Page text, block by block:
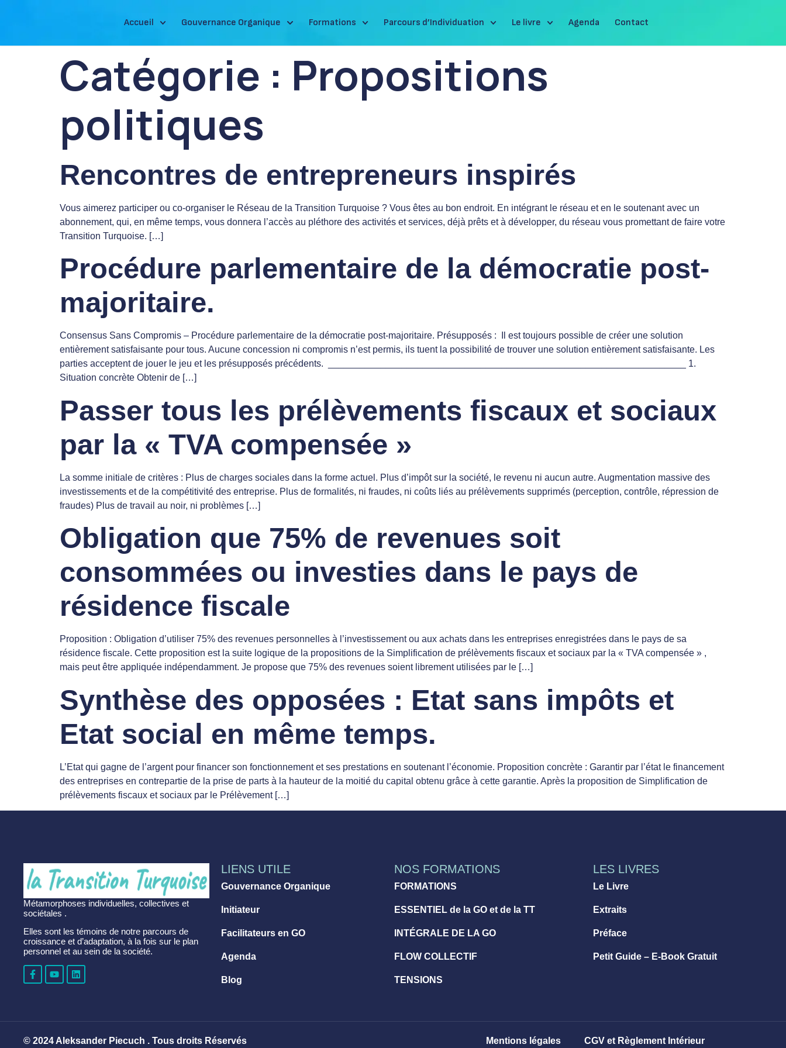
Accueil Gouvernance Organique Formations Parcours d’Individuation Le livre Agenda Contact
Catégorie : Propositions
politiques
Rencontres de entrepreneurs inspirés
Vous aimerez participer ou co-organiser le Réseau de la Transition Turquoise ? Vous êtes au bon endroit. En intégrant le réseau et en le soutenant avec un
abonnement, qui, en même temps, vous donnera l’accès au pléthore des activités et services, déjà prêts et à développer, du réseau vous promettant de faire votre
Transition Turquoise. […]
Procédure parlementaire de la démocratie post-
majoritaire.
Consensus Sans Compromis – Procédure parlementaire de la démocratie post-majoritaire. Présupposés : Il est toujours possible de créer une solution
entièrement satisfaisante pour tous. Aucune concession ni compromis n’est permis, ils tuent la possibilité de trouver une solution entièrement satisfaisante. Les
parties acceptent de jouer le jeu et les présupposés précédents. ____________________________________________________________________ 1.
Situation concrète Obtenir de […]
Passer tous les prélèvements fiscaux et sociaux
par la « TVA compensée »
La somme initiale de critères : Plus de charges sociales dans la forme actuel. Plus d’impôt sur la société, le revenu ni aucun autre. Augmentation massive des
investissements et de la compétitivité des entreprise. Plus de formalités, ni fraudes, ni coûts liés au prélèvements supprimés (perception, contrôle, répression de
fraudes) Plus de travail au noir, ni problèmes […]
Obligation que 75% de revenues soit
consommées ou investies dans le pays de
résidence fiscale
Proposition : Obligation d’utiliser 75% des revenues personnelles à l’investissement ou aux achats dans les entreprises enregistrées dans le pays de sa
résidence fiscale. Cette proposition est la suite logique de la propositions de la Simplification de prélèvements fiscaux et sociaux par la « TVA compensée » ,
mais peut être appliquée indépendamment. Je propose que 75% des revenues soient librement utilisées par le […]
Synthèse des opposées : Etat sans impôts et
Etat social en même temps.
L’Etat qui gagne de l’argent pour financer son fonctionnement et ses prestations en soutenant l’économie. Proposition concrète : Garantir par l’état le financement
des entreprises en contrepartie de la prise de parts à la hauteur de la moitié du capital obtenu grâce à cette garantie. Après la proposition de Simplification de
prélèvements fiscaux et sociaux par le Prélèvement […]
Métamorphoses individuelles, collectives et
sociétales .
Elles sont les témoins de notre parcours de
croissance et d’adaptation, à la fois sur le plan
personnel et au sein de la société.
LIENS UTILE
Gouvernance Organique
Initiateur
Facilitateurs en GO
Agenda
Blog
NOS FORMATIONS
FORMATIONS
ESSENTIEL de la GO et de la TT
INTÉGRALE DE LA GO
FLOW COLLECTIF
TENSIONS
LES LIVRES
Le Livre
Extraits
Préface
Petit Guide – E-Book Gratuit
© 2024 Aleksander Piecuch . Tous droits Réservés Mentions légales CGV et Règlement Intérieur